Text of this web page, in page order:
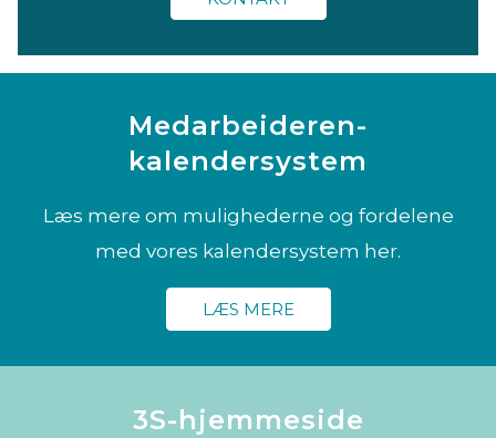
Medarbeideren-
kalendersystem
Læs mere om mulighederne og fordelene
med vores kalendersystem her.
LÆS MERE
3S-hjemmeside